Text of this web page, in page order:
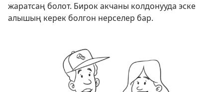
жаратсаң болот. Бирок акчаны колдонууда эске
алышың керек болгон нерселер бар.